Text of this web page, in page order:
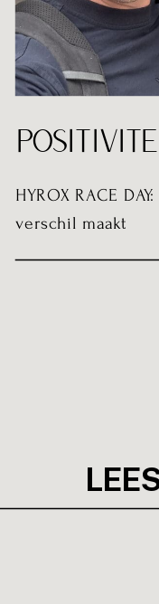
HYROX RACE
verschil maakt